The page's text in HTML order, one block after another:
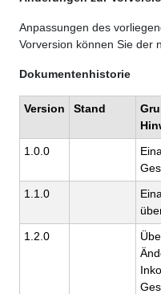
Anpassungen des
Vorversion können Sie der
Dokumentenhistorie
Version Stand
1.0.0
1.1.0
1.2.0